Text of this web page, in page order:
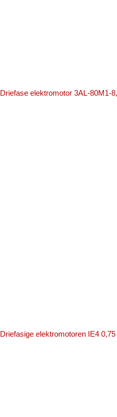
Driefase elektromotor 3AL-80M1-
Driefasige elektromotoren IE4